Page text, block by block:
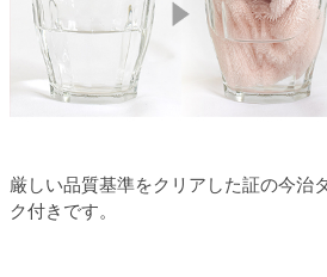
厳しい品質基準をクリアした証の今治
ク付きです。